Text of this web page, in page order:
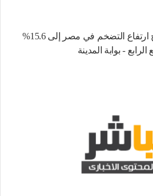
استطلاع لـ «رويترز» يرجح ارتفاع التضخم في مصر إلى 15.6%
- بوابة المدينة